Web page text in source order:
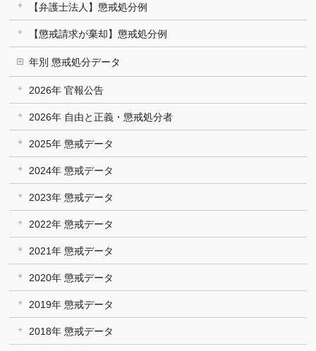
【弁護士法人】懲戒処分例
【懲戒請求が棄却】懲戒処分例
年別 懲戒処分データ
2026年 官報公告
2026年 自由と正義・懲戒処分者
2025年 懲戒データ
2024年 懲戒データ
2023年 懲戒データ
2022年 懲戒データ
2021年 懲戒データ
2020年 懲戒データ
2019年 懲戒データ
2018年 懲戒データ